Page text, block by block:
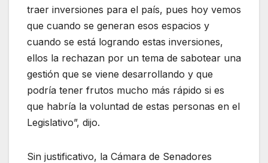
traer inversiones para el país, pues hoy vemos
que cuando se generan esos espacios y
cuando se está logrando estas inversiones,
ellos la rechazan por un tema de sabotear una
gestión que se viene desarrollando y que
podría tener frutos mucho más rápido si es
que habría la voluntad de estas personas en el
Legislativo”, dijo.
Sin justificativo, la Cámara de Senadores